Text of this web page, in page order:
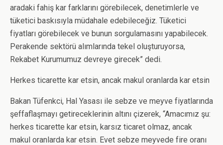
aradaki fahiş kar farklarını görebilecek, denetimlerle ve
tüketici baskısıyla müdahale edebileceğiz. Tüketici
fiyatları görebilecek ve bunun sorgulamasını yapabilecek.
Perakende sektörü alımlarında tekel oluşturuyorsa,
Rekabet Kurumumuz devreye girecek” dedi.
Herkes ticarette kar etsin, ancak makul oranlarda kar etsin
Bakan Tüfenkci, Hal Yasası ile sebze ve meyve fiyatlarında
şeffaflaşmayı getireceklerinin altını çizerek, “Amacımız şu:
herkes ticarette kar etsin, karsız ticaret olmaz, ancak
makul oranlarda kar etsin. Evet sebze meyvede fire oranı